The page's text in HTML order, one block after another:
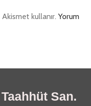
kullanır. Yorum
San.